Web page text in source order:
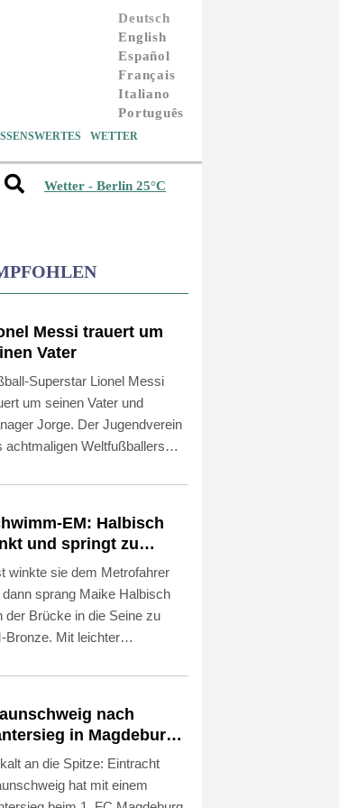
Deutsch
English
Español
Français
Italiano
Português
WETTER
Wetter - Berlin 25°C
Messi trauert um
Vater
Superstar Lionel Messi
um seinen Vater und
Jorge. Der Jugendverein
achtmaligen Weltfußballers
Newell's Old Boys
Schmerz von Jorge Messi."
hatten argentinische Medien
berichtet, der 68-
sei am Freitagabend
in einem Krankenhaus in
verstorben.
EM: Halbisch
und springt zu
winkte sie dem Metrofahrer
sprang Maike Halbisch
der Brücke in die Seine zu
Bronze. Mit leichter
alte Klippenspringerin im
in Paris noch
sechsten auf den dritten Platz.
nach
in Magdeburg
der Spitze
an die Spitze: Eintracht
hat mit einem